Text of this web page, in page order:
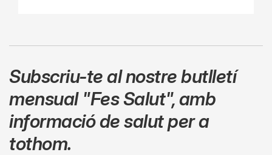
Subscriu-te al nostre butlletí
mensual "Fes Salut",amb
informació de salut per a
tothom.